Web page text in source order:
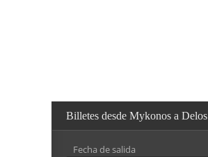
Billetes desde Mykonos a Delos
Fecha de salida